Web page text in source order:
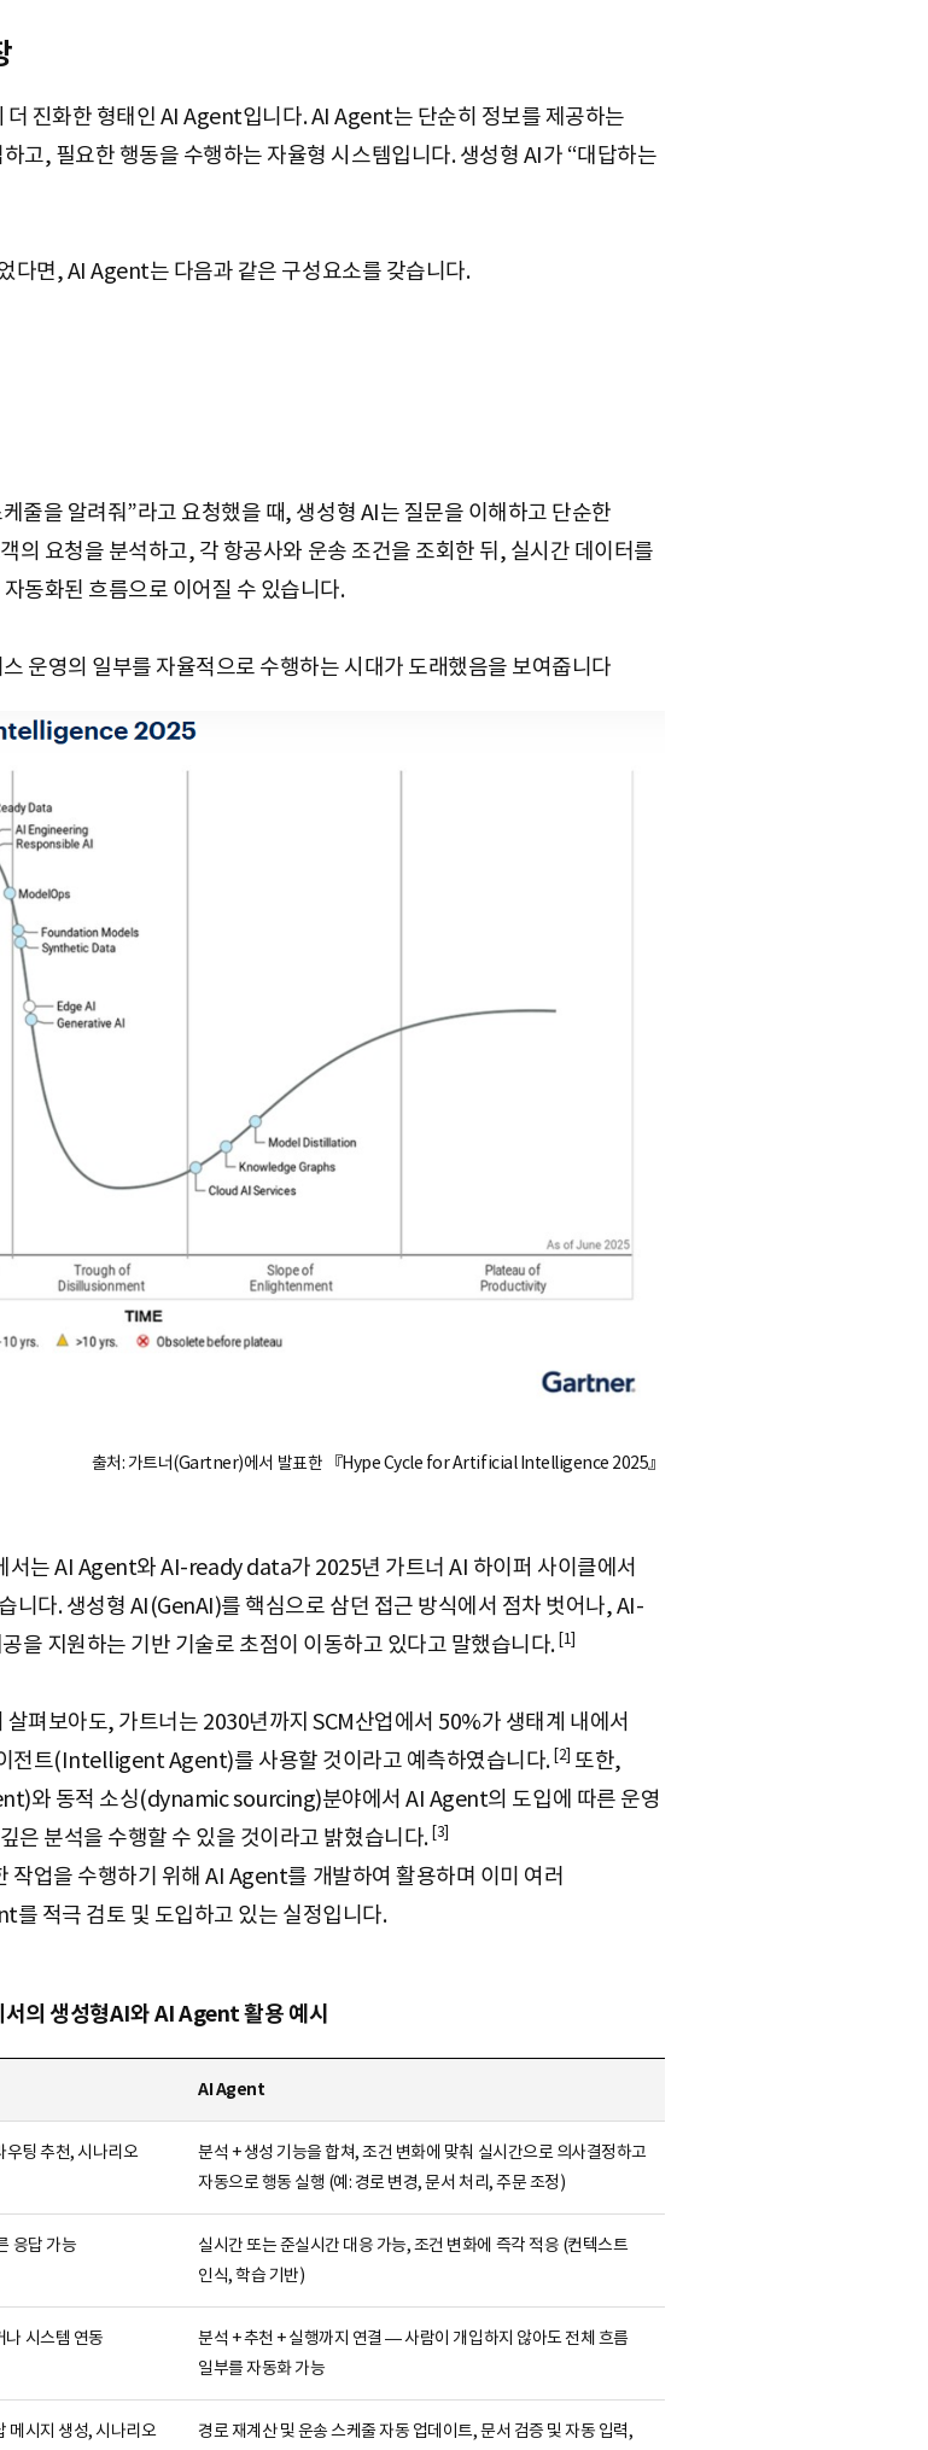
진화한 형태인 AI Agent입니다. AI Agent는 단순히 정보를 제공하는
고, 필요한 행동을 수행하는 자율형 시스템입니다. 생성형 AI가 “대답하는
다면, AI Agent는 다음과 같은 구성요소를 갖습니다.
줄을 알려줘”라고 요청했을 때, 생성형 AI는 질문을 이해하고 단순한
의 요청을 분석하고, 각 항공사와 운송 조건을 조회한 뒤, 실시간 데이터를
동화된 흐름으로 이어질 수 있습니다.
운영의 일부를 자율적으로 수행하는 시대가 도래했음을 보여줍니다
출처: 가트너(Gartner)에서 발표한 『Hype Cycle for Artificial Intelligence 2025』
는 AI Agent와 AI-ready data가 2025년 가트너 AI 하이퍼 사이클에서
니다. 생성형 AI(GenAI)를 핵심으로 삼던 접근 방식에서 점차 벗어나, AI-
을 지원하는 기반 기술로 초점이 이동하고 있다고 말했습니다.[1]
펴보아도, 가트너는 2030년까지 SCM산업에서 50%가 생태계 내에서
전트(Intelligent Agent)를 사용할 것이라고 예측하였습니다.[2] 또한,
와 동적 소싱(dynamic sourcing)분야에서 AI Agent의 도입에 따른 운영
은 분석을 수행할 수 있을 것이라고 밝혔습니다.[3]
업을 수행하기 위해 AI Agent를 개발하여 활용하며 이미 여러
적극 검토 및 도입하고 있는 실정입니다.
의 생성형AI와 AI Agent 활용 예시
AI Agent
우팅 추천, 시나리오
분석 + 생성 기능을 합쳐, 조건 변화에 맞춰 실시간으로 의사결정하고
자동으로 행동 실행 (예: 경로 변경, 문서 처리, 주문 조정)
응답 가능
실시간 또는 준실시간 대응 가능, 조건 변화에 즉각 적응 (컨텍스트
인식, 학습 기반)
나 시스템 연동
분석 + 추천 + 실행까지 연결 — 사람이 개입하지 않아도 전체 흐름
일부를 자동화 가능
메시지 생성, 시나리오
경로 재계산 및 운송 스케줄 자동 업데이트, 문서 검증 및 자동 입력,